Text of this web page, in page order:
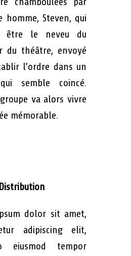
homme, Steven, qui
être le neveu du
du théâtre, envoyé
l’ordre dans un
semble coincé.
va alors vivre
mémorable.
Distribution
dolor sit amet,
adipiscing elit,
eiusmod tempor